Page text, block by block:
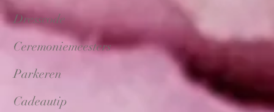
Dresscode
Ceremoniemeesters
Parkeren
Cadeautip